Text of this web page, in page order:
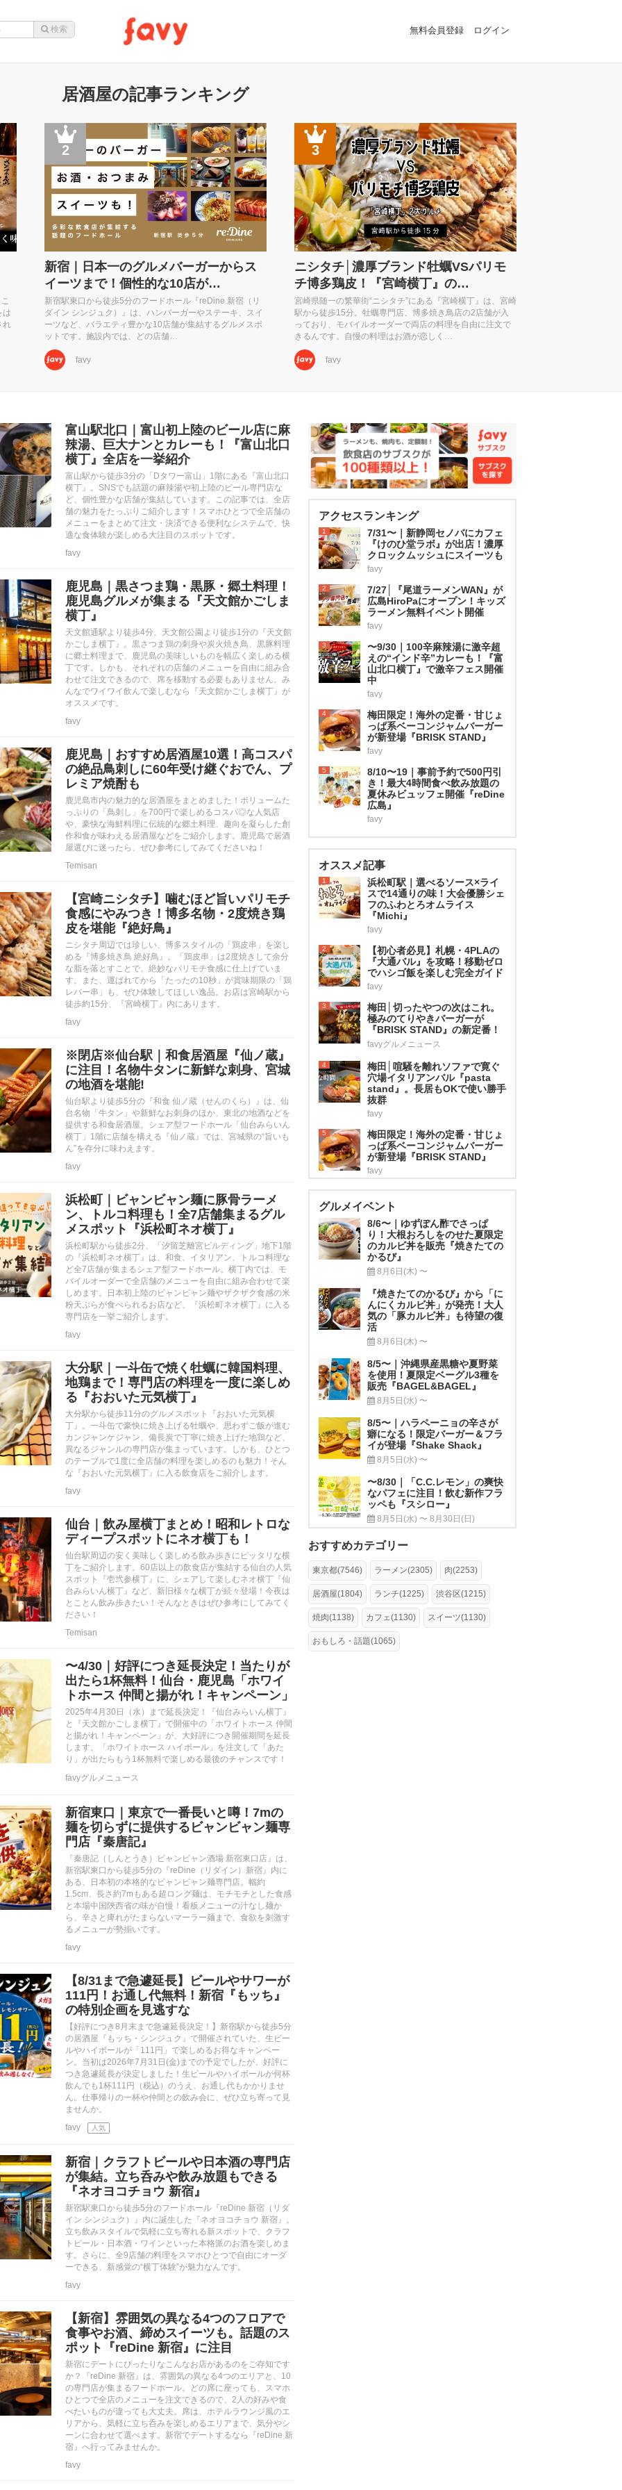
無料会員登録 ログイン
居酒屋の記事ランキング
は
れ
2
新宿｜日本一のグルメバーガーからス
イーツまで！個性的な10店が…
新宿駅東口から徒歩5分のフードホール『reDine 新宿（リ
ダイン シンジュク）』は、ハンバーガーやステーキ、スイ
ーツなど、バラエティ豊かな10店舗が集結するグルメスポ
ットです。施設内では、どの店舗…
favy
3
ニシタチ│濃厚ブランド牡蠣VSパリモ
チ博多鶏皮！『宮崎横丁』の…
宮崎県随一の繁華街“ニシタチ”にある『宮崎横丁』は、宮崎
駅から徒歩15分。牡蠣専門店、博多焼き鳥店の2店舗が入
っており、モバイルオーダーで両店の料理を自由に注文で
きるんです。自慢の料理はお酒が恋しく…
favy
富山駅北口｜富山初上陸のビール店に麻
辣湯、巨大ナンとカレーも！『富山北口
横丁』全店を一挙紹介
富山駅から徒歩3分の「Dタワー富山」1階にある『富山北口
横丁』。SNSでも話題の麻辣湯や初上陸のビール専門店な
ど、個性豊かな店舗が集結しています。この記事では、全店
舗の魅力をたっぷりご紹介します！スマホひとつで全店舗の
メニューをまとめて注文・決済できる便利なシステムで、快
適な食体験が楽しめる大注目のスポットです。
favy
鹿児島｜黒さつま鶏・黒豚・郷土料理！
鹿児島グルメが集まる『天文館かごしま
横丁』
天文館通駅より徒歩4分、天文館公園より徒歩1分の『天文館
かごしま横丁』。黒さつま鶏の刺身や炭火焼き鳥、黒豚料理
に郷土料理まで、鹿児島の美味しいものを幅広く楽しめる横
丁です。しかも、それぞれの店舗のメニューを自由に組み合
わせて注文できるので、席を移動する必要もありません。み
んなでワイワイ飲んで楽しむなら『天文館かごしま横丁』が
オススメです。
favy
鹿児島｜おすすめ居酒屋10選！高コスパ
の絶品鳥刺しに60年受け継ぐおでん、プ
レミア焼酎も
鹿児島市内の魅力的な居酒屋をまとめました！ボリュームた
っぷりの「鳥刺し」を700円で楽しめるコスパ◎な人気店
や、豪快な海鮮料理に伝統的な郷土料理、趣向を凝らした創
作和食が味わえる居酒屋などをご紹介します。鹿児島で居酒
屋選びに迷ったら、ぜひ参考にしてみてくださいね！
Temisan
【宮崎ニシタチ】噛むほど旨いパリモチ
食感にやみつき！博多名物・2度焼き鶏
皮を堪能『絶好鳥』
ニシタチ周辺では珍しい、博多スタイルの「鶏皮串」を楽し
める『博多焼き鳥 絶好鳥』。「鶏皮串」は2度焼きして余分
な脂を落とすことで、絶妙なパリモチ食感に仕上げていま
す。また、運ばれてから「たったの10秒」が賞味期限の「鶏
レバー串」も、ぜひ体験してほしい逸品。お店は宮崎駅から
徒歩約15分、『宮崎横丁』内にあります。
favy
※閉店※仙台駅｜和食居酒屋『仙ノ蔵』
に注目！名物牛タンに新鮮な刺身、宮城
の地酒を堪能!
仙台駅より徒歩5分の『和食 仙ノ蔵（せんのくら）』は、仙
台名物「牛タン」や新鮮なお刺身のほか、東北の地酒などを
提供する和食居酒屋。シェア型フードホール「仙台みらいん
横丁」1階に店舗を構える『仙ノ蔵』では、宮城県の“旨いも
ん”を存分に味わえます。
favy
浜松町｜ビャンビャン麺に豚骨ラーメ
ン、トルコ料理も！全7店舗集まるグル
メスポット『浜松町ネオ横丁』
浜松町駅から徒歩2分、「汐留芝離宮ビルディング」地下1階
の『浜松町ネオ横丁』は、和食、イタリアン、トルコ料理な
ど全7店舗が集まるシェア型フードホール。横丁内では、モ
バイルオーダーで全店舗のメニューを自由に組み合わせて楽
しめます。日本初上陸のビャンビャン麺やザクザク食感の米
粉天ぷらが食べられるお店など、『浜松町ネオ横丁』に入る
専門店を一挙ご紹介します。
favy
大分駅｜一斗缶で焼く牡蠣に韓国料理、
地鶏まで！専門店の料理を一度に楽しめ
る『おおいた元気横丁』
大分駅から徒歩11分のグルメスポット『おおいた元気横
丁』。一斗缶で豪快に焼き上げる牡蠣や、思わずご飯が進む
カンジャンケジャン、備長炭で丁寧に焼き上げた地鶏など、
異なるジャンルの専門店が集まっています。しかも、ひとつ
のテーブルで1度に全店舗の料理を楽しめるのも魅力！そん
な『おおいた元気横丁』に入る飲食店をご紹介します。
favy
仙台｜飲み屋横丁まとめ！昭和レトロな
ディープスポットにネオ横丁も！
仙台駅周辺の安く美味しく楽しめる飲み歩きにピッタリな横
丁をご紹介します。60店以上の飲食店が集結する仙台の人気
スポット『壱弐参横丁』に、シェアして楽しむネオ横丁『仙
台みらいん横丁』など、新旧様々な横丁が続々登場！今夜は
とことん飲み歩きたい！そんなときはぜひ参考にしてみてく
ださい！
Temisan
〜4/30｜好評につき延長決定！当たりが
出たら1杯無料！仙台・鹿児島「ホワイ
トホース 仲間と揚がれ！キャンペーン」
2025年4月30日（水）まで延長決定！『仙台みらいん横丁』
と『天文館かごしま横丁』で開催中の「ホワイトホース 仲間
と揚がれ！キャンペーン」が、大好評につき開催期間を延長
します。「ホワイトホース ハイボール」を注文して「あた
り」が出たらもう1杯無料で楽しめる最後のチャンスです！
favyグルメニュース
新宿東口｜東京で一番長いと噂！7mの
麺を切らずに提供するビャンビャン麺専
門店『秦唐記』
『秦唐記（しんとうき）ビャンビャン酒場 新宿東口店』は、
新宿駅東口から徒歩5分の『reDine（リダイン）新宿』内に
ある、日本初の本格的なビャンビャン麺専門店。幅約
1.5cm、長さ約7mもある超ロング麺は、モチモチとした食感
と本場中国陝西省の味が自慢！看板メニューの汁なし麺か
ら、辛さと痺れがたまらないマーラー麺まで、食欲を刺激す
るメニューが勢揃いです。
favy
【8/31まで急遽延長】ビールやサワーが
111円！お通し代無料！新宿『もッち』
の特別企画を見逃すな
【好評につき8月末まで急遽延長決定！】新宿駅から徒歩5分
の居酒屋『もッち・シンジュク』で開催されていた、生ビー
ルやハイボールが「111円」で楽しめるお得なキャンペー
ン。当初は2026年7月31日(金)までの予定でしたが、好評に
つき急遽延長が決定しました！生ビールやハイボールが何杯
飲んでも1杯111円（税込）のうえ、お通し代もかかりませ
ん。仕事帰りの一杯や仲間との飲み会に、ぜひ立ち寄って見
ませんか。
favy
人気
新宿｜クラフトビールや日本酒の専門店
が集結。立ち呑みや飲み放題もできる
『ネオヨコチョウ 新宿』
新宿駅東口から徒歩5分のフードホール『reDine 新宿（リダ
イン シンジュク）』内に誕生した『ネオヨコチョウ 新宿』。
立ち飲みスタイルで気軽に立ち寄れる新スポットで、クラフ
トビール・日本酒・ワインといった本格派のお酒を楽しめま
す。さらに、全9店舗の料理をスマホひとつで自由にオーダ
ーできる、新感覚の“横丁体験”が魅力なんです。
favy
【新宿】雰囲気の異なる4つのフロアで
食事やお酒、締めスイーツも。話題のス
ポット『reDine 新宿』に注目
新宿にデートにぴったりなこんなお店があるのをご存知です
か？『reDine 新宿』は、雰囲気の異なる4つのエリアと、10
の専門店が集まるフードホール。どの席に座っても、スマホ
ひとつで全店のメニューを注文できるので、2人の好みや食
べたいものが違っても大丈夫。席は、ホテルラウンジ風のエ
リアから、気軽に立ち呑みを楽しめるエリアまで、気分やシ
ーンに合わせて選べます。新宿でデートするなら『reDine 新
宿』へ行ってみませんか。
favy
アクセスランキング
1
7/31〜｜新静岡セノバにカフェ
『けのひ堂ラボ』が出店！濃厚
クロックムッシュにスイーツも
favy
2
7/27│『尾道ラーメンWAN』が
広島HiroPaにオープン！キッズ
ラーメン無料イベント開催
favy
3
〜9/30｜100辛麻辣湯に激辛超
えの“インド辛”カレーも！『富
山北口横丁』で激辛フェス開催
中
favy
4
梅田限定！海外の定番・甘じょ
っぱ系ベーコンジャムバーガー
が新登場『BRISK STAND』
favy
5
8/10〜19｜事前予約で500円引
き！最大4時間食べ飲み放題の
夏休みビュッフェ開催『reDine
広島』
favy
オススメ記事
1
浜松町駅｜選べるソース×ライ
スで14通りの味！大会優勝シェ
フのふわとろオムライス
『Michi』
favy
2
【初心者必見】札幌・4PLAの
『大通バル』を攻略！移動ゼロ
でハシゴ飯を楽しむ完全ガイド
favy
3
梅田│切ったやつの次はこれ。
極みのてりやきバーガーが
『BRISK STAND』の新定番！
favyグルメニュース
4
梅田│喧騒を離れソファで寛ぐ
穴場イタリアンバル『pasta
stand』。長居もOKで使い勝手
抜群
favy
5
梅田限定！海外の定番・甘じょ
っぱ系ベーコンジャムバーガー
が新登場『BRISK STAND』
favy
グルメイベント
8/6〜｜ゆずぽん酢でさっぱ
り！大根おろしをのせた夏限定
のカルビ丼を販売『焼きたての
かるび』
8月6日(木) 〜
『焼きたてのかるび』から「に
んにくカルビ丼」が発売！大人
気の「豚カルビ丼」も待望の復
活
8月6日(木) 〜
8/5〜｜沖縄県産黒糖や夏野菜
を使用！夏限定ベーグル3種を
販売『BAGEL&BAGEL』
8月5日(水) 〜
8/5〜｜ハラペーニョの辛さが
癖になる！限定バーガー＆フラ
イが登場『Shake Shack』
8月5日(水) 〜
〜8/30｜「C.C.レモン」の爽快
なパフェに注目！飲む新作フラ
ッペも『スシロー』
8月5日(水) 〜 8月30日(日)
おすすめカテゴリー
東京都(7546) ラーメン(2305) 肉(2253)
居酒屋(1804) ランチ(1225) 渋谷区(1215)
焼肉(1138) カフェ(1130) スイーツ(1130)
おもしろ・話題(1065)